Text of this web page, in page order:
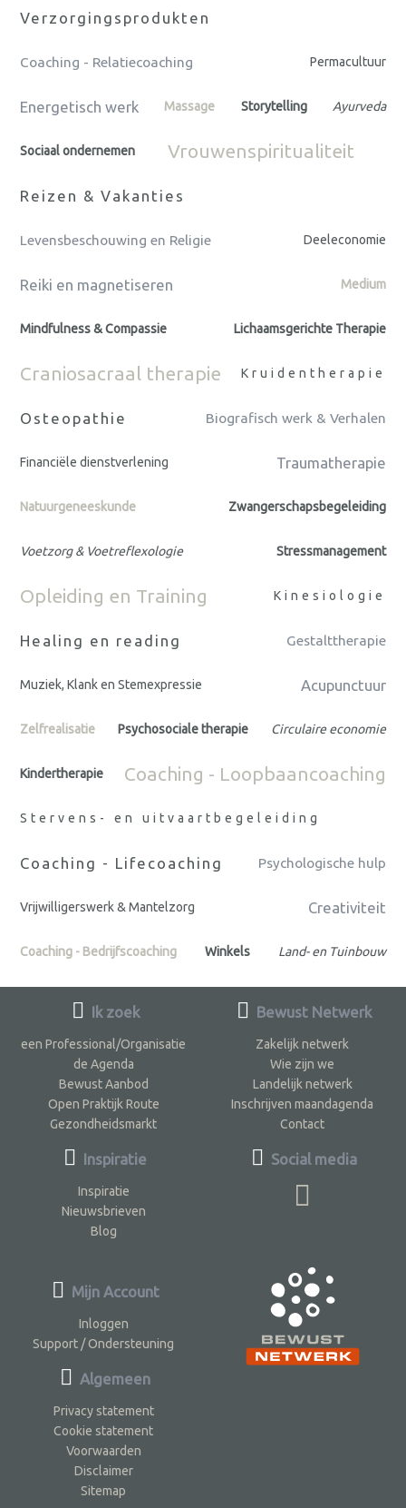
Verzorgingsprodukten
Coaching - Relatiecoaching Permacultuur
Energetisch werk Massage Storytelling Ayurveda
Sociaal ondernemen Vrouwenspiritualiteit
Reizen & Vakanties
Levensbeschouwing en Religie Deeleconomie
Reiki en magnetiseren Medium
Mindfulness & Compassie Lichaamsgerichte Therapie
Craniosacraal therapie Kruidentherapie
Osteopathie Biografisch werk & Verhalen
Financiële dienstverlening Traumatherapie
Natuurgeneeskunde Zwangerschapsbegeleiding
Voetzorg & Voetreflexologie Stressmanagement
Opleiding en Training Kinesiologie
Healing en reading Gestalttherapie
Muziek, Klank en Stemexpressie Acupunctuur
Zelfrealisatie Psychosociale therapie Circulaire economie
Kindertherapie Coaching - Loopbaancoaching
Stervens- en uitvaartbegeleiding
Coaching - Lifecoaching Psychologische hulp
Vrijwilligerswerk & Mantelzorg Creativiteit
Coaching - Bedrijfscoaching Winkels Land- en Tuinbouw
Ik zoek
een Professional/Organisatie
de Agenda
Bewust Aanbod
Open Praktijk Route
Gezondheidsmarkt
Inspiratie
Inspiratie
Nieuwsbrieven
Blog
Bewust Netwerk
Zakelijk netwerk
Wie zijn we
Landelijk netwerk
Inschrijven maandagenda
Contact
Social media
Mijn Account
Inloggen
Support / Ondersteuning
Algemeen
Privacy statement
Cookie statement
Voorwaarden
Disclaimer
Sitemap